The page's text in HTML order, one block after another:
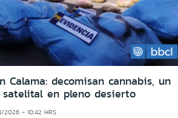
Calama: decomisan cannabis, un
en pleno desierto
- 10:42 HRS